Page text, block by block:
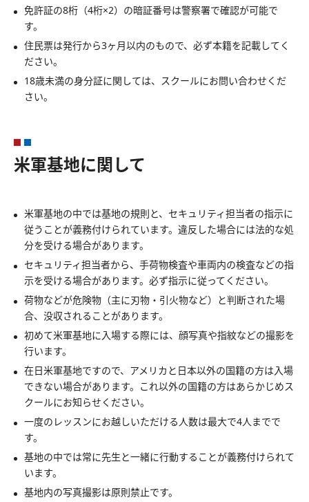
免許証の8桁（4桁×2）の暗証番号は警察署で確認が可能で
す。
住民票は発行から3ヶ月以内のもので、必ず本籍を記載してく
ださい。
18歳未満の身分証に関しては、スクールにお問い合わせくだ
さい。
米軍基地に関して
米軍基地の中では基地の規則と、セキュリティ担当者の指示に
従うことが義務付けられています。違反した場合には法的な処
分を受ける場合があります。
セキュリティ担当者から、手荷物検査や車両内の検査などの指
示を受ける場合があります。必ず指示に従ってください。
荷物などが危険物（主に刃物・引火物など）と判断された場
合、没収されることがあります。
初めて米軍基地に入場する際には、顔写真や指紋などの撮影を
行います。
在日米軍基地ですので、アメリカと日本以外の国籍の方は入場
できない場合があります。これ以外の国籍の方はあらかじめス
クールにお知らせください。
一度のレッスンにお越しいただける人数は最大で4人までで
す。
基地の中では常に先生と一緒に行動することが義務付けられて
います。
基地内の写真撮影は原則禁止です。